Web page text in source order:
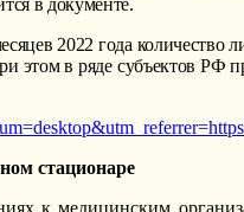
в документе.
2022 года
этом в ряде субъектов
стационаре
к медицинским